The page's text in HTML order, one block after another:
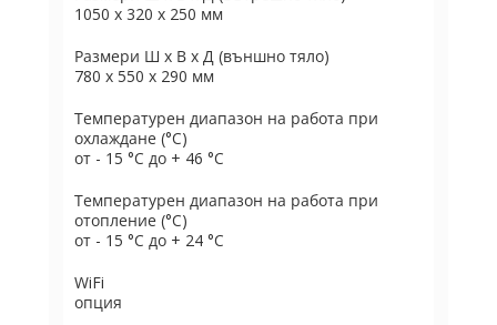
1050 x 320 x 250 мм
Размери Ш х В х Д (външно тяло)
780 x 550 x 290 мм
Температурен диапазон на работа при
охлаждане (°C)
от - 15 °C до + 46 °C
Температурен диапазон на работа при
отопление (°C)
от - 15 °C до + 24 °C
WiFi
опция